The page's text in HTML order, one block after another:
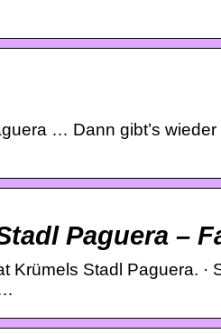
… Dann gibt’s wieder
Paguera –
Krümels Stadl Paguera. ·